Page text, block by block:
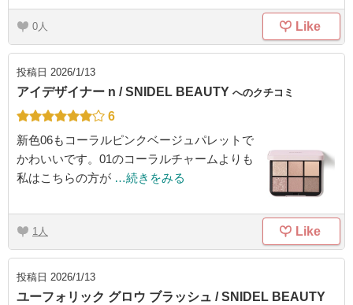
0 Like
投稿日 2026/1/13
アイデザイナー n / SNIDEL BEAUTY へのクチコミ
6
新色06もコーラルピンクベージュパレットで
かわいいです。01のコーラルチャームよりも
私はこちらの方が …続きをみる
1 Like
投稿日 2026/1/13
ユーフォリック グロウ ブラッシュ / SNIDEL BEAUTY